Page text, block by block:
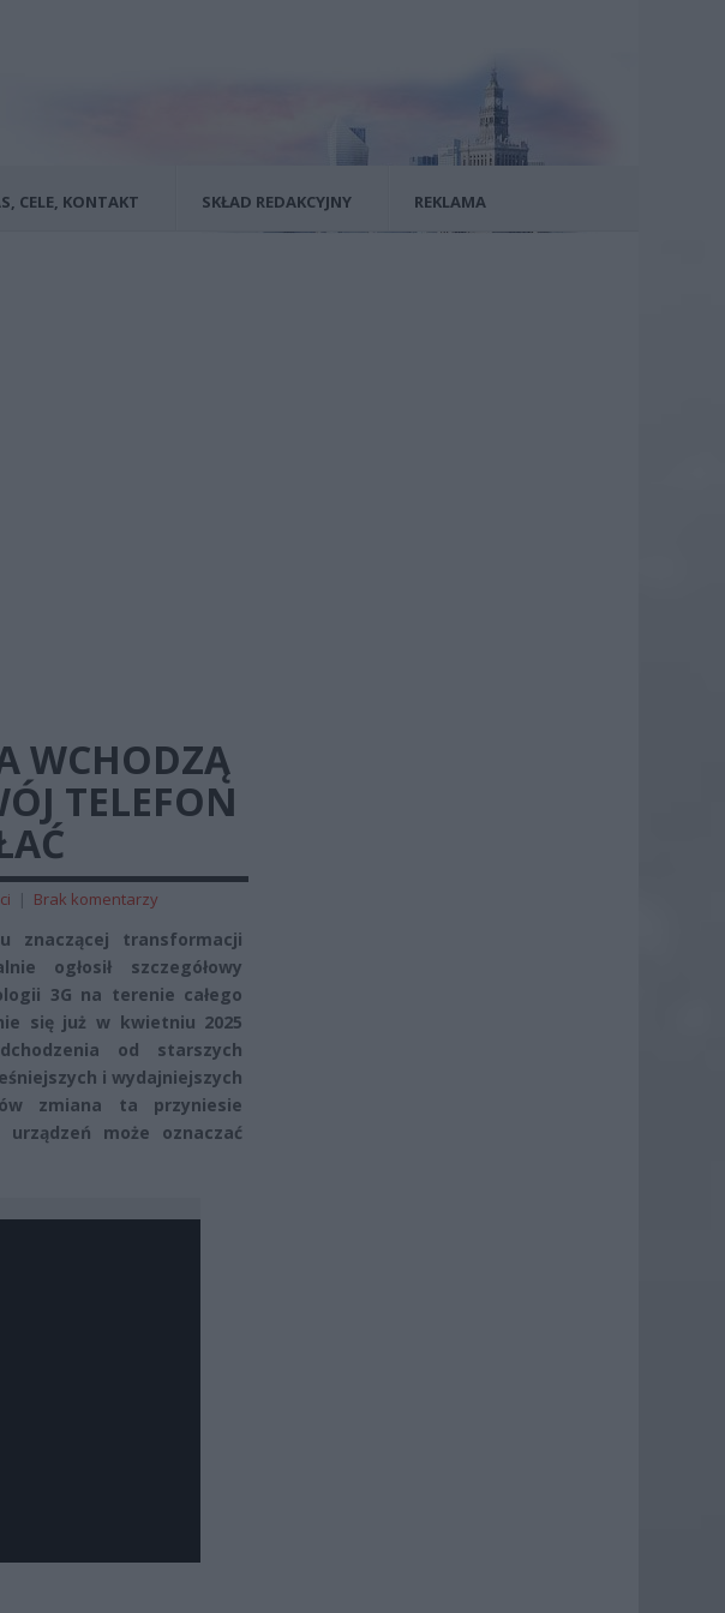
CELE, KONTAKT SKŁAD REDAKCYJNY REKLAMA
WCHODZĄ
TELEFON
| Brak komentarzy
znaczącej transformacji
ogłosił szczegółowy
3G na terenie całego
się już w kwietniu 2025
od starszych
i wydajniejszych
zmiana ta przyniesie
może oznaczać